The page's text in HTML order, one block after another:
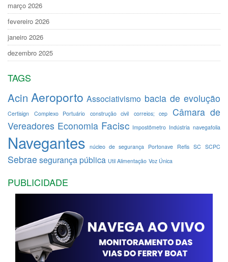
março 2026
fevereiro 2026
janeiro 2026
dezembro 2025
TAGS
Acin Aeroporto Associativismo bacia de evolução
Certisign Complexo Portuário construção civil correios; cep
Câmara de
Vereadores Economia Facisc Impostômetro Indústria navegafolia
Navegantes núcleo de segurança Portonave Refis SC SCPC
Sebrae segurança pública Util Alimentação Voz Única
PUBLICIDADE